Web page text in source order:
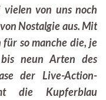
hinter
den
von
Avatar?
–
Teil
1:
vielen von uns noch
Nostalgie aus. Mit
so manche die, je
neun Arten des
der Live-Action-
die Kupferblau